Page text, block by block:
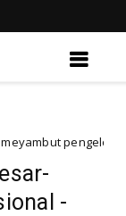
pengelola baru,
-